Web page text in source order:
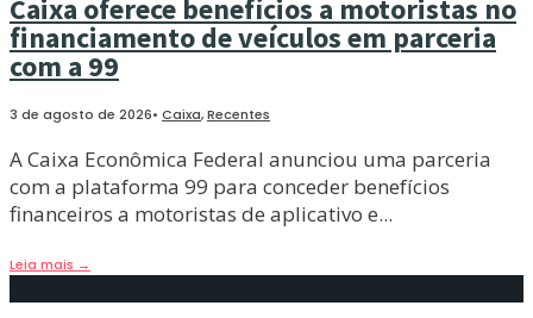
Caixa oferece benefícios a motoristas no
financiamento de veículos em parceria
com a 99
3 de agosto de 2026• Caixa,Recentes
A Caixa Econômica Federal anunciou uma parceria
com a plataforma 99 para conceder benefícios
financeiros a motoristas de aplicativo e...
Leia mais →